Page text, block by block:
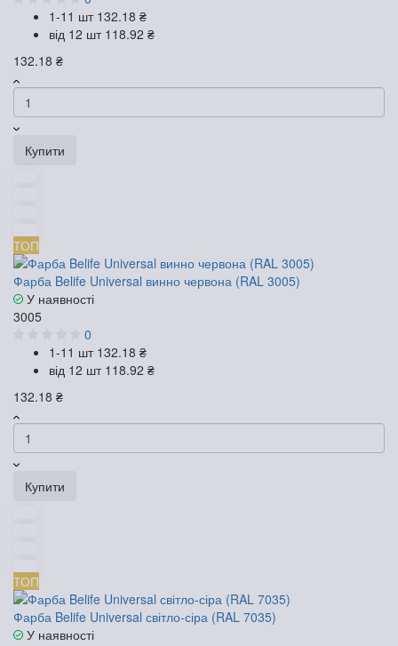
1-11 шт 132.18 ₴
від 12 шт 118.92 ₴
132.18 ₴
Купити
ТОП
Фарба Belife Universal винно червона (RAL 3005)
У наявності
3005
0
1-11 шт 132.18 ₴
від 12 шт 118.92 ₴
132.18 ₴
Купити
ТОП
Фарба Belife Universal світло-сіра (RAL 7035)
У наявності